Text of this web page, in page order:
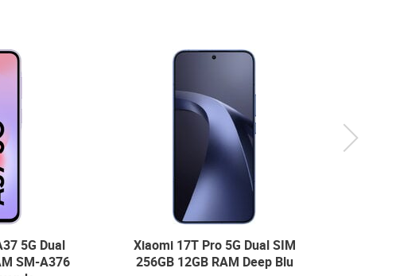
5G Dual
SM-A376
Xiaomi 17T Pro 5G Dual SIM
256GB 12GB RAM Deep Blu